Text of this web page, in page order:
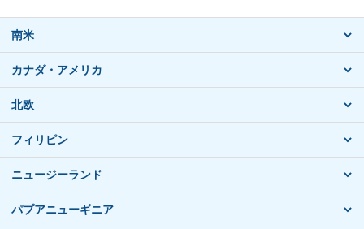
南米
カナダ・アメリカ
北欧
フィリピン
ニュージーランド
パプアニューギニア